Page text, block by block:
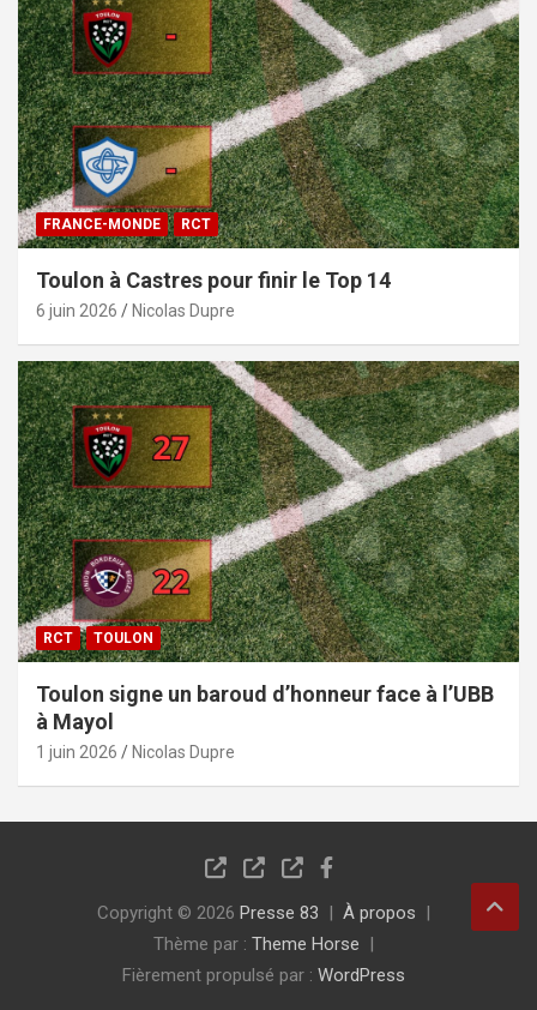
FRANCE-MONDE RCT
Toulon à Castres pour finir le Top 14
6 juin 2026 Nicolas Dupre
RCT TOULON
Toulon signe un baroud d’honneur face à l’UBB
à Mayol
1 juin 2026 Nicolas Dupre
Copyright © 2026 Presse 83
À propos
Thème par : Theme Horse
Fièrement propulsé par : WordPress